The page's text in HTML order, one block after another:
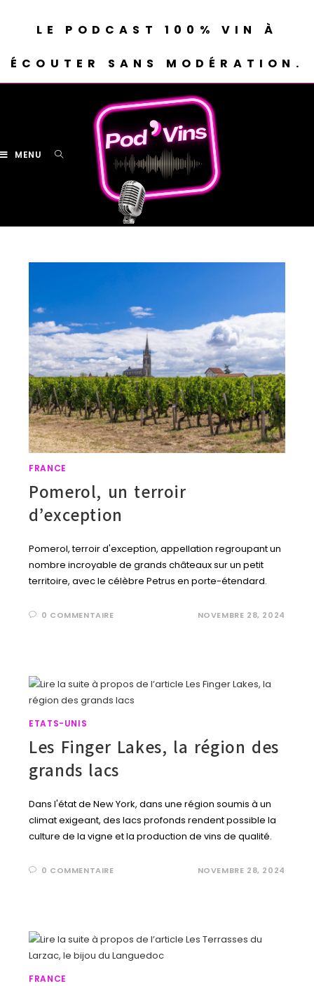
LE PODCAST 100% VIN À
ÉCOUTER SANS MODÉRATION.
MENU
FRANCE
Pomerol, un terroir
d’exception
Pomerol, terroir d'exception, appellation regroupant un
nombre incroyable de grands châteaux sur un petit
territoire, avec le célèbre Petrus en porte-étendard.
0 COMMENTAIRE NOVEMBRE 28, 2024
ETATS-UNIS
Les Finger Lakes, la région des
grands lacs
Dans l'état de New York, dans une région soumis à un
climat exigeant, des lacs profonds rendent possible la
culture de la vigne et la production de vins de qualité.
0 COMMENTAIRE NOVEMBRE 28, 2024
FRANCE